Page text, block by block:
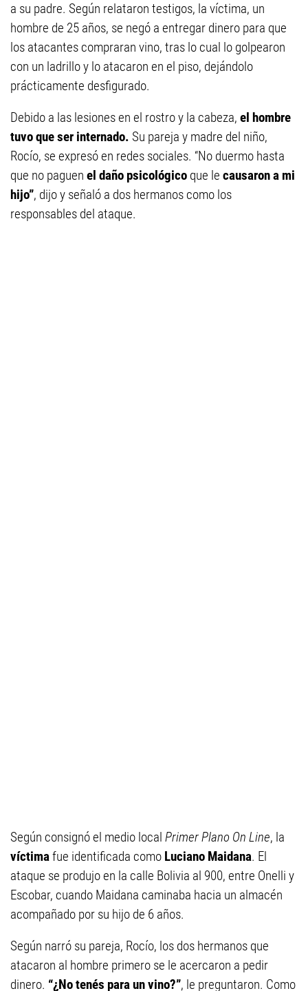
a su padre. Según relataron testigos, la víctima, un
hombre de 25 años, se negó a entregar dinero para que
los atacantes compraran vino, tras lo cual lo golpearon
con un ladrillo y lo atacaron en el piso, dejándolo
prácticamente desfigurado.
Debido a las lesiones en el rostro y la cabeza, el hombre
tuvo que ser internado. Su pareja y madre del niño,
Rocío, se expresó en redes sociales. “No duermo hasta
que no paguen el daño psicológico que le causaron a mi
hijo”, dijo y señaló a dos hermanos como los
responsables del ataque.
Según consignó el medio local Primer Plano On Line, la
víctimafue identificada como Luciano Maidana. El
ataque se produjo en la calle Bolivia al 900, entre Onelli y
Escobar, cuando Maidana caminaba hacia un almacén
acompañado por su hijo de 6 años.
Según narró su pareja, Rocío, los dos hermanos que
atacaron al hombre primero se le acercaron a pedir
dinero. “¿No tenés para un vino?”, le preguntaron. Como